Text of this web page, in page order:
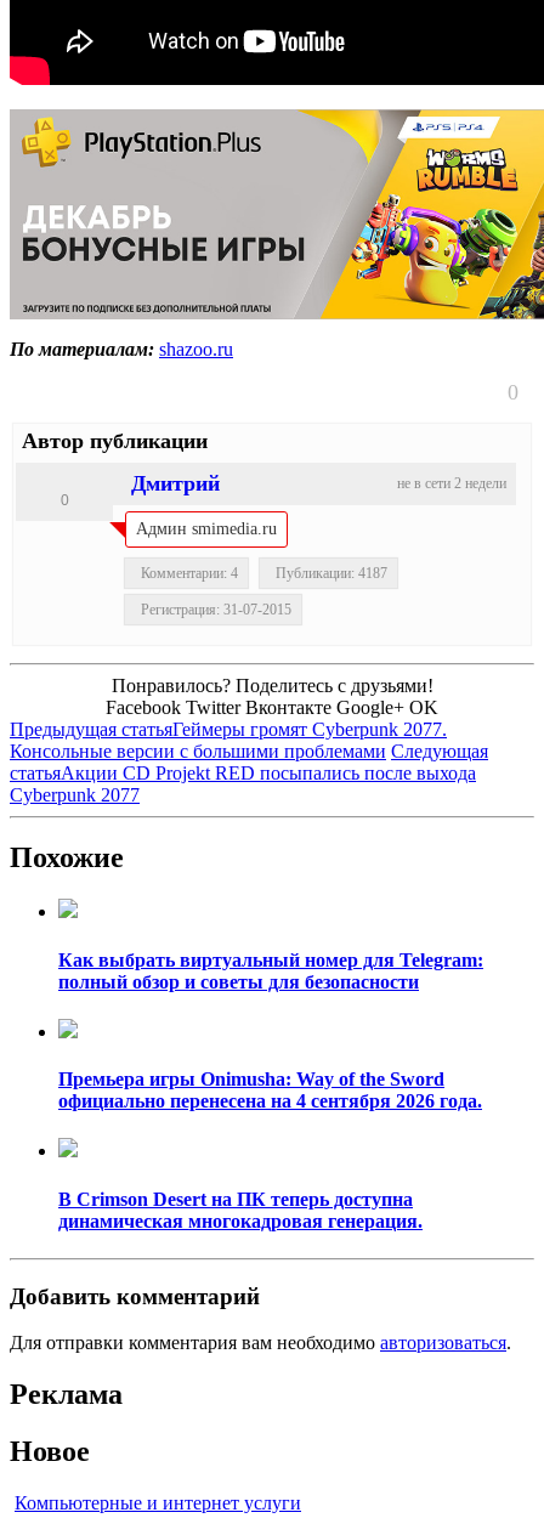
По материалам: shazoo.ru
0
Автор публикации
не в сети 2 недели
Дмитрий
0
Админ smimedia.ru
Комментарии: 4 Публикации: 4187
Регистрация: 31-07-2015
Понравилось? Поделитесь с друзьями!
Facebook Twitter Вконтакте Google+ OK
Предыдущая статьяГеймеры громят Cyberpunk 2077.
Консольные версии с большими проблемами Следующая
статьяАкции CD Projekt RED посыпались после выхода
Cyberpunk 2077
Похожие
Как выбрать виртуальный номер для Telegram:
полный обзор и советы для безопасности
Премьера игры Onimusha: Way of the Sword
официально перенесена на 4 сентября 2026 года.
В Crimson Desert на ПК теперь доступна
динамическая многокадровая генерация.
Добавить комментарий
Для отправки комментария вам необходимо авторизоваться.
Реклама
Новое
Компьютерные и интернет услуги